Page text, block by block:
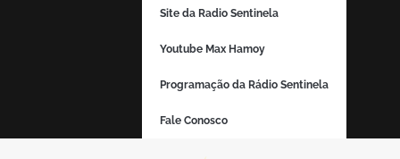
Site da Radio Sentinela
Youtube Max Hamoy
Programação da Rádio Sentinela
Fale Conosco